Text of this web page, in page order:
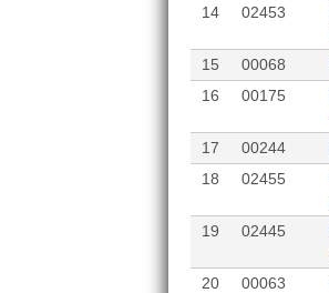
14
02453
15
00068
16
00175
17
00244
18
02455
19
02445
20
00063